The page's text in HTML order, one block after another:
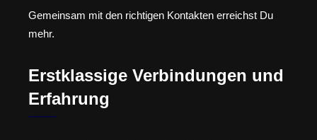
Gemeinsam mit den richtigen Kontakten erreichst Du
mehr.
Erstklassige Verbindungen und
Erfahrung